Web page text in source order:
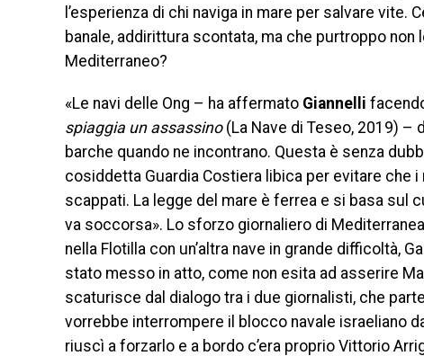
l’esperienza di chi naviga in mare per salvare vite.
banale, addirittura scontata, ma che purtroppo
Mediterraneo?
«Le navi delle Ong – ha affermato Giannelli
spiaggia un assassino(La Nave di Teseo, 2019) –
barche quando ne incontrano. Questa è senza
cosiddetta Guardia Costiera libica per evitare che
scappati. La legge del mare è ferrea e si basa sul
va soccorsa». Lo sforzo giornaliero di
nella Flotilla con un’altra nave in grande difficoltà,
stato messo in atto, come non esita ad asserire
scaturisce dal dialogo tra i due giornalisti, che
vorrebbe interrompere il blocco navale israeliano
riuscì a forzarlo e a bordo c’era proprio Vittorio